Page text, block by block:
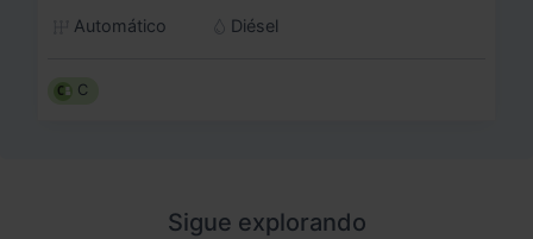
Automático
Diésel
C
Sigue explorando